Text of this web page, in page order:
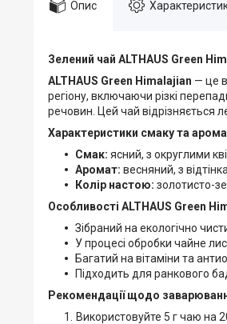
Опис
Зелений чай ALTHAUS Green
ALTHAUS Green Himalajian — це
регіону, включаючи різкі
речовин. Цей чай відрізняється
Характеристики смаку та
Смак: ясний, з округлими
Аромат: весняний, з
Колір настою: золотисто-
Особливості ALTHAUS Green
Зібраний на екологічно
У процесі обробки чайне
Багатий на вітаміни та
Підходить для ранкового
Рекомендації щодо
Використовуйте 5 г чаю на